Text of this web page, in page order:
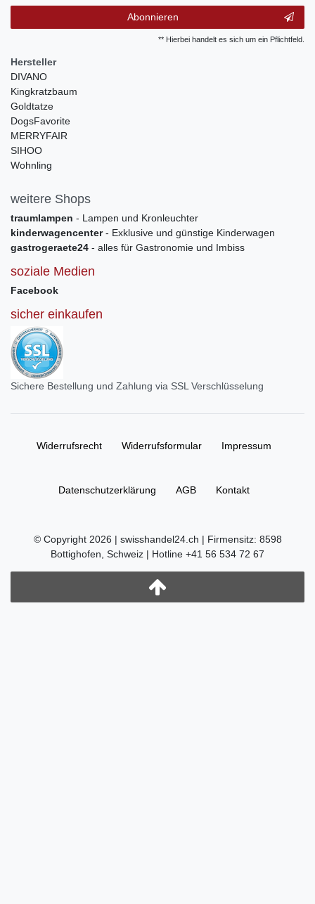
Abonnieren
** Hierbei handelt es sich um ein Pflichtfeld.
Hersteller
DIVANO
Kingkratzbaum
Goldtatze
DogsFavorite
MERRYFAIR
SIHOO
Wohnling
weitere Shops
traumlampen - Lampen und Kronleuchter
kinderwagencenter- Exklusive und günstige Kinderwagen
gastrogeraete24 - alles für Gastronomie und Imbiss
soziale Medien
Facebook
sicher einkaufen
Sichere Bestellung und Zahlung via SSL Verschlüsselung
Widerrufs­recht Widerrufs­formular Impressum
Daten­schutz­erklärung AGB Kontakt
© Copyright 2026 | swisshandel24.ch | Firmensitz: 8598
Bottighofen, Schweiz | Hotline +41 56 534 72 67